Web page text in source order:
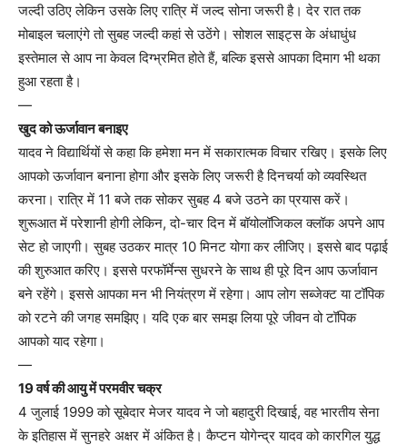
जल्दी उठिए लेकिन उसके लिए रात्रि में जल्द सोना जरूरी है। देर रात तक
मोबाइल चलाएंगे तो सुबह जल्दी कहां से उठेंगे। सोशल साइट्स के अंधाधुंध
इस्तेमाल से आप ना केवल दिग्भ्रमित होते हैं, बल्कि इससे आपका दिमाग भी थका
हुआ रहता है।
—
खुद को ऊर्जावान बनाइए
यादव ने विद्यार्थियों से कहा कि हमेशा मन में सकारात्मक विचार रखिए। इसके लिए
आपको ऊर्जावान बनाना होगा और इसके लिए जरूरी है दिनचर्या को व्यवस्थित
करना। रात्रि में 11 बजे तक सोकर सुबह 4 बजे उठने का प्रयास करें।
शुरूआत में परेशानी होगी लेकिन, दो-चार दिन में बॉयोलॉजिकल क्लॉक अपने आप
सेट हो जाएगी। सुबह उठकर मात्र 10 मिनट योगा कर लीजिए। इससे बाद पढ़ाई
की शुरुआत करिए। इससे परफॉर्मेन्स सुधरने के साथ ही पूरे दिन आप ऊर्जावान
बने रहेंगे। इससे आपका मन भी नियंत्रण में रहेगा। आप लोग सब्जेक्ट या टॉपिक
को रटने की जगह समझिए। यदि एक बार समझ लिया पूरे जीवन वो टॉपिक
आपको याद रहेगा।
—
19 वर्ष की आयु में परमवीर चक्र
4 जुलाई 1999 को सूबेदार मेजर यादव ने जो बहादुरी दिखाई, वह भारतीय सेना
के इतिहास में सुनहरे अक्षर में अंकित है। कैप्टन योगेन्द्र यादव को कारगिल युद्ध